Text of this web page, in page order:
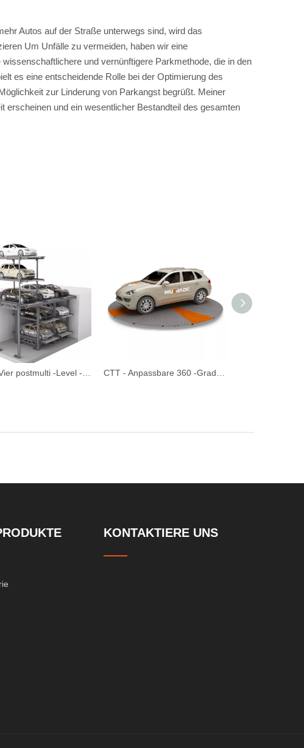
Autos auf der Straße unterwegs sind, wird das
Um Unfälle zu vermeiden, haben wir eine
wissenschaftlichere und vernünftigere Parkmethode, die in den
es eine entscheidende Rolle bei der Optimierung des
zur Linderung von Parkangst begrüßt. Meiner
erscheinen und ein wesentlicher Bestandteil des gesamten
KONTAKTIERE UNS